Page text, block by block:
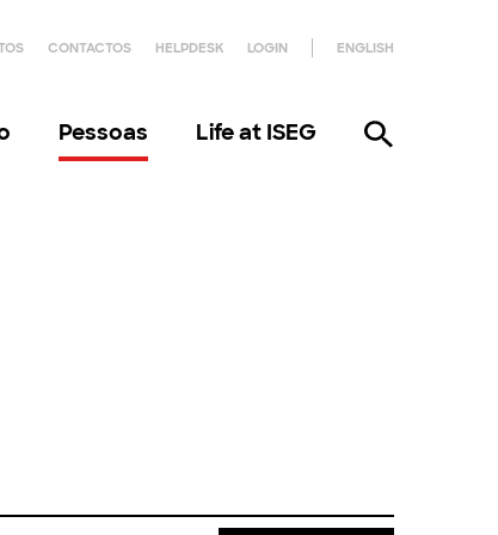
CONTACTOS HELPDESK LOGIN ENGLISH
Pessoas Life at ISEG